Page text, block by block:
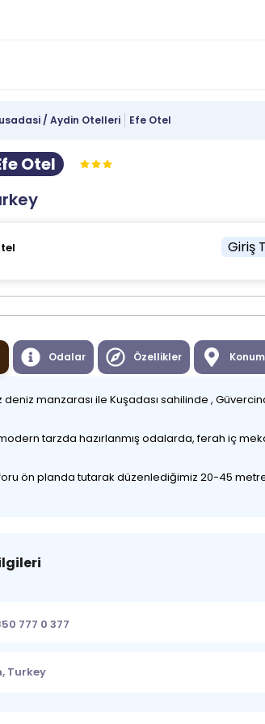
/ Aydin Otelleri Efe Otel
Otel
Giriş
Odalar Özellikler Konum
deniz manzarası ile Kuşadası sahilinde ,
tarzda hazırlanmış odalarda, ferah iç
ön planda tutarak düzenlediğimiz 20-45
777 0 377
Turkey